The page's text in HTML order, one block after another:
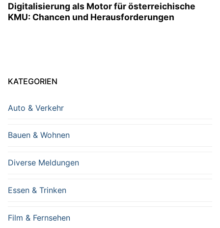
Digitalisierung als Motor für österreichische
KMU: Chancen und Herausforderungen
KATEGORIEN
Auto & Verkehr
Bauen & Wohnen
Diverse Meldungen
Essen & Trinken
Film & Fernsehen